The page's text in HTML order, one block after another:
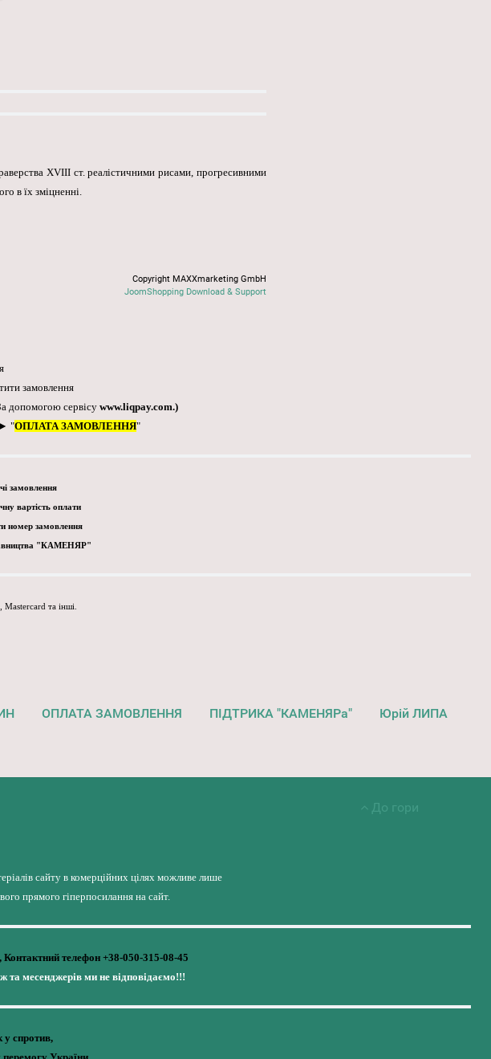
XVIII ст. реалістичними рисами, прогресивними
в їх зміцненні.
Copyright MAXXmarketing GmbH
JoomShopping Download & Support
замовлення
допомогою сервісу www.liqpay.com.)
"ОПЛАТА ЗАМОВЛЕННЯ"
замовлення
вартість оплати
номер замовлення
"КАМЕНЯР"
Mastercard та інші.
ОПЛАТА ЗАМОВЛЕННЯ ПІДТРИКА "КАМЕНЯРа" Юрій ЛИПА
До гори
сайту в комерційних цілях можливе лише
прямого гіперпосилання на сайт.
Контактний телефон +38-050-315-08-45
та месенджерів ми не відповідаємо!!!
у спротив,